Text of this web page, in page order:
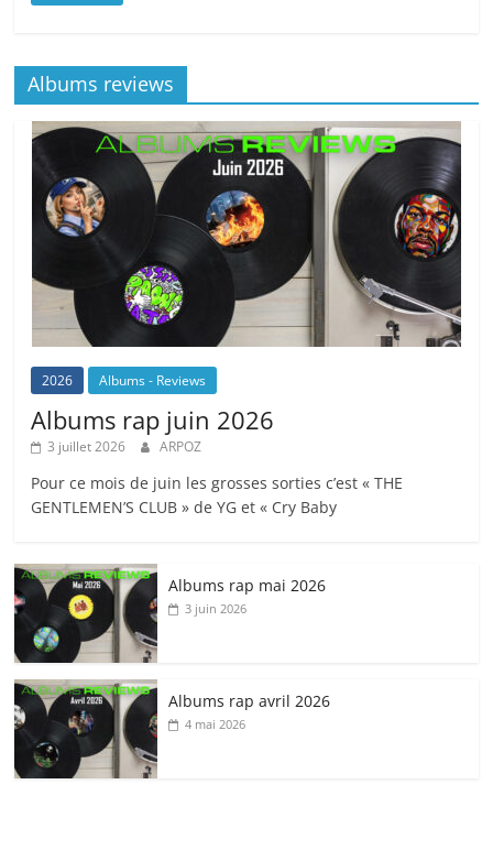
Albums reviews
2026 Albums - Reviews
Albums rap juin 2026
3 juillet 2026 ARPOZ
Pour ce mois de juin les grosses sorties c’est « THE
GENTLEMEN’S CLUB » de YG et « Cry Baby
Albums rap mai 2026
3 juin 2026
Albums rap avril 2026
4 mai 2026